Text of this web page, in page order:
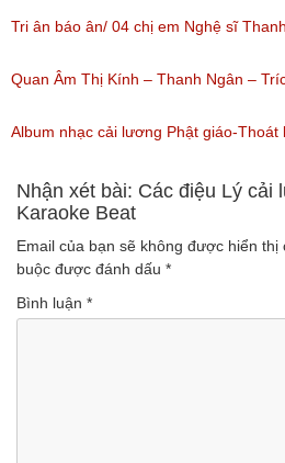
(Lượt nghe: 1,226)
nguyên tuồng
(Lượt nghe: 865)
Tri ân báo ân/ 04 chị em Nghệ sĩ
Thanh Ngọc – NSƯT Thanh Ngân
(Lượt nghe: 527)
Quan Âm Thị Kính – Thanh Ngân –
Tâm 6
(Lượt nghe: 622)
Album nhạc cải lương Phật giáo-Thoát
lương NSUT Thanh Ngân hay nhất
(Lượt nghe: 606)
Nhận xét bài: Các điệu Lý cải
Karaoke Beat
Email của bạn sẽ không được hiển thị
buộc được đánh dấu *
Bình luận *